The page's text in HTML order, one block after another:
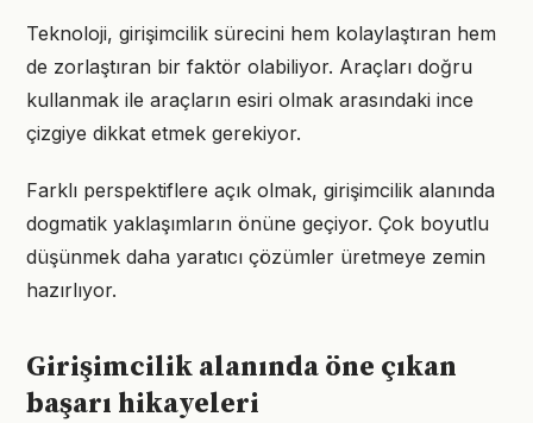
Teknoloji, girişimcilik sürecini hem kolaylaştıran hem
de zorlaştıran bir faktör olabiliyor. Araçları doğru
kullanmak ile araçların esiri olmak arasındaki ince
çizgiye dikkat etmek gerekiyor.
Farklı perspektiflere açık olmak, girişimcilik alanında
dogmatik yaklaşımların önüne geçiyor. Çok boyutlu
düşünmek daha yaratıcı çözümler üretmeye zemin
hazırlıyor.
Girişimcilik alanında öne çıkan
başarı hikayeleri